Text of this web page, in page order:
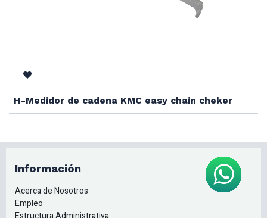
H-Medidor de cadena KMC easy chain cheker
Información
Acerca de Nosotros
Empleo